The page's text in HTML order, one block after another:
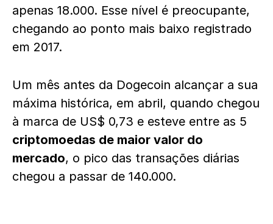
apenas 18.000. Esse nível é preocupante,
chegando ao ponto mais baixo registrado
em 2017.
Um mês antes da Dogecoin alcançar a sua
máxima histórica, em abril, quando chegou
à marca de US$ 0,73 e esteve entre as 5
criptomoedas de maior valor do
mercado, o pico das transações diárias
chegou a passar de 140.000.